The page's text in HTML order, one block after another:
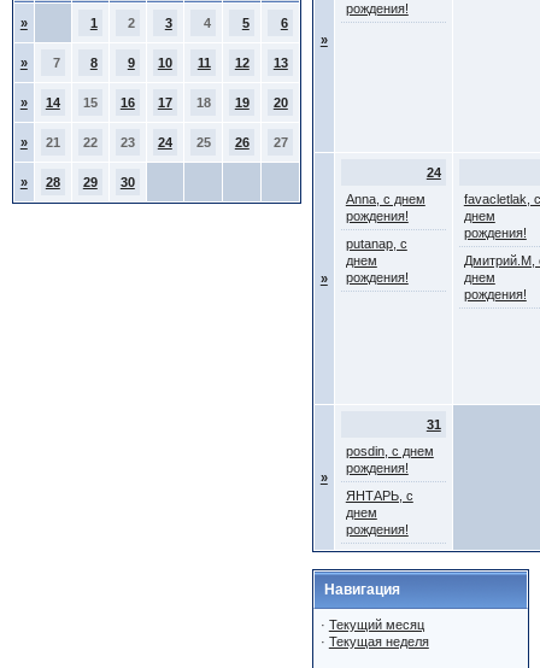
» 1 2 3 4 5 6
» 7 8 9 10 11 12 13
» 14 15 16 17 18 19 20
» 21 22 23 24 25 26 27
» 28 29 30
»
рождения!
»
24
Anna, с днем
рождения!
putanap, с
днем
рождения!
favacletlak, с
днем
рождения!
Дмитрий.М,
днем
рождения!
»
31
posdin, с днем
рождения!
ЯНТАРЬ, с
днем
рождения!
Навигация
· Текущий месяц
· Текущая неделя